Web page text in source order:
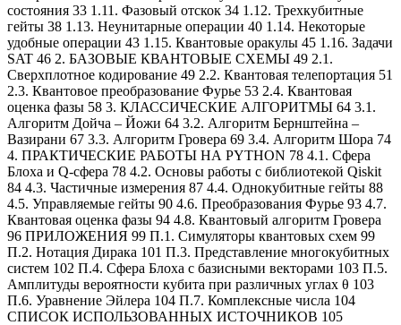
состояния 33 1.11. Фазовый отскок 34 1.12. Трехкубитные
гейты 38 1.13. Неунитарные операции 40 1.14. Некоторые
удобные операции 43 1.15. Квантовые оракулы 45 1.16. Задачи
SAT 46 2. БАЗОВЫЕ КВАНТОВЫЕ СХЕМЫ 49 2.1.
Сверхплотное кодирование 49 2.2. Квантовая телепортация 51
2.3. Квантовое преобразование Фурье 53 2.4. Квантовая
оценка фазы 58 3. КЛАССИЧЕСКИЕ АЛГОРИТМЫ 64 3.1.
Алгоритм Дойча – Йожи 64 3.2. Алгоритм Бернштейна –
Вазирани 67 3.3. Алгоритм Гровера 69 3.4. Алгоритм Шора 74
4. ПРАКТИЧЕСКИЕ РАБОТЫ НА PYTHON 78 4.1. Сфера
Блоха и Q-сфера 78 4.2. Основы работы c библиотекой Qiskit
84 4.3. Частичные измерения 87 4.4. Однокубитные гейты 88
4.5. Управляемые гейты 90 4.6. Преобразования Фурье 93 4.7.
Квантовая оценка фазы 94 4.8. Квантовый алгоритм Гровера
96 ПРИЛОЖЕНИЯ 99 П.1. Симуляторы квантовых схем 99
П.2. Нотация Дирака 101 П.3. Представление многокубитных
систем 102 П.4. Сфера Блоха с базисными векторами 103 П.5.
Амплитуды вероятности кубита при различных углах θ 103
П.6. Уравнение Эйлера 104 П.7. Комплексные числа 104
СПИСОК ИСПОЛЬЗОВАННЫХ ИСТОЧНИКОВ 105